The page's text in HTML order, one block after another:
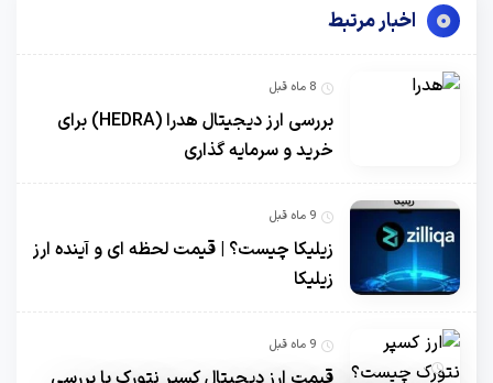
اخبار مرتبط
8 ماه قبل
بررسی ارز دیجیتال هدرا (HEDRA) برای
خرید و سرمایه گذاری
9 ماه قبل
زیلیکا چیست؟ | قیمت لحظه ای و آینده ارز
زیلیکا
9 ماه قبل
10 ماه قبل